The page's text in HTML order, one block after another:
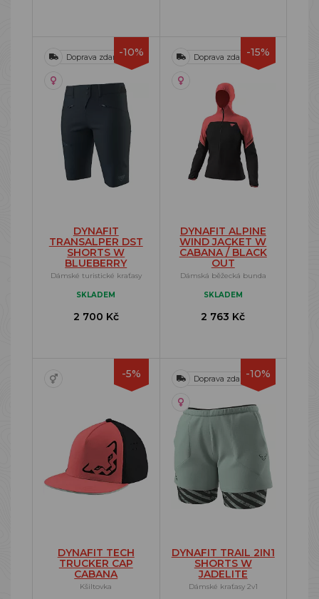
-10%
Doprava zdarma
DYNAFIT
TRANSALPER DST
SHORTS W
BLUEBERRY
Dámské turistické kraťasy
SKLADEM
2 700 Kč
-15%
Doprava zdarma
DYNAFIT ALPINE
WIND JACKET W
CABANA / BLACK
OUT
Dámská běžecká bunda
SKLADEM
2 763 Kč
-5%
DYNAFIT TECH
TRUCKER CAP
CABANA
Kšiltovka
-10%
Doprava zdarma
DYNAFIT TRAIL 2IN1
SHORTS W
JADELITE
Dámské kraťasy 2v1